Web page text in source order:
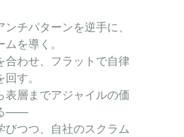
ンチパターンを逆手に、
を導く。
合わせ、フラットで自律
す。
表層までアジャイルの価
――
びつつ、自社のスクラム